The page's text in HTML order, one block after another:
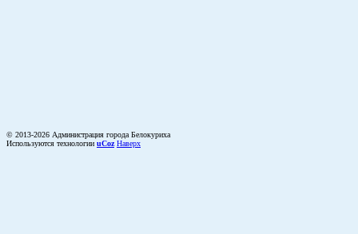
© 2013-2026 Администрация города Белокуриха
Используются технологии uCoz Наверх